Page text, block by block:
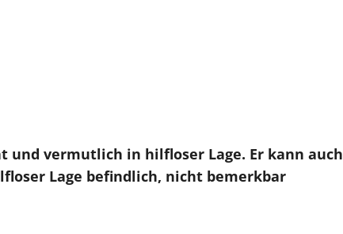
und vermutlich in hilfloser Lage. Er kann auch
Lage befindlich, nicht bemerkbar